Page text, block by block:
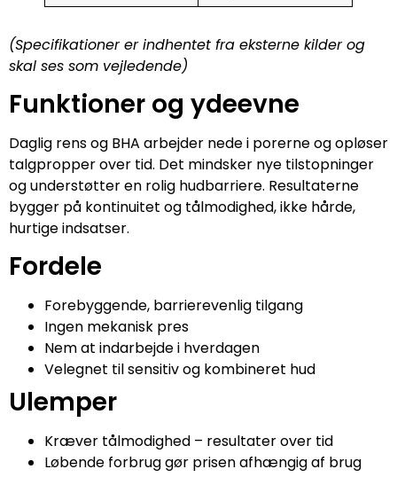
(Specifikationer er indhentet fra eksterne kilder og
skal ses som vejledende)
Funktioner og ydeevne
Daglig rens og BHA arbejder nede i porerne og opløser
talgpropper over tid. Det mindsker nye tilstopninger
og understøtter en rolig hudbarriere. Resultaterne
bygger på kontinuitet og tålmodighed, ikke hårde,
hurtige indsatser.
Fordele
Forebyggende, barrierevenlig tilgang
Ingen mekanisk pres
Nem at indarbejde i hverdagen
Velegnet til sensitiv og kombineret hud
Ulemper
Kræver tålmodighed – resultater over tid
Løbende forbrug gør prisen afhængig af brug